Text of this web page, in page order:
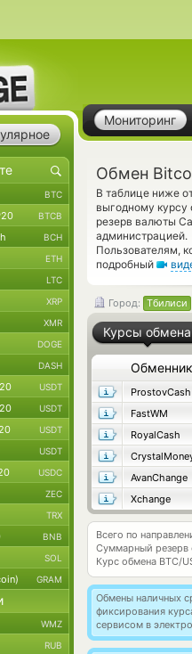
Мониторинг
Обмен
В таблице ниже
выгодному курсу
резерв валюты
администрацией.
Пользователям,
подробный
Город: Тбилиси
Курсы обмена
Обменник
ProstovCash
FastWM
RoyalCash
AvanChange
Xchange
Всего по
Суммарный резерв
Курс обмена BTC/
Обмены наличных
фиксирования
сервисом в
BTC
BTCB
BCH
ETH
LTC
XRP
XMR
DOGE
DASH
USDT
USDT
USDT
USDT
USDC
ZEC
TRX
BNB
SOL
GRAM
WMZ
RUB